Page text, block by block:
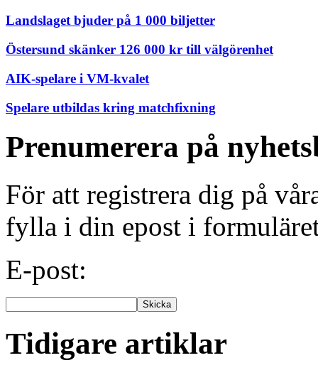
Landslaget bjuder på 1 000 biljetter
Östersund skänker 126 000 kr till välgörenhet
AIK-spelare i VM-kvalet
Spelare utbildas kring matchfixning
Prenumerera på
För att registrera dig på
fylla i din epost i
E-post:
Tidigare artiklar